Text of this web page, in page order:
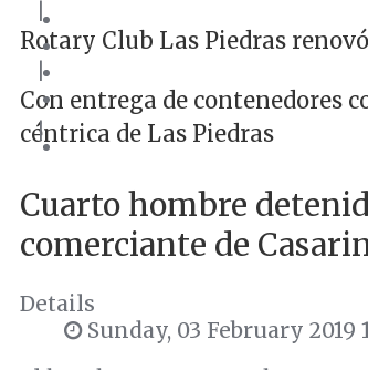
|
Rotary Club Las Piedras
|
Con entrega de contenedores
céntrica de Las Piedras
|
Cuarto hombre
comerciante de
Details
Sunday, 03 February 2019